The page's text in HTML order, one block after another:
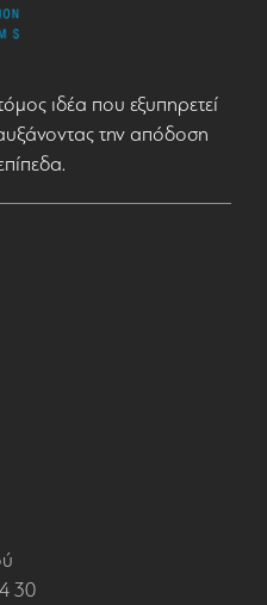
ιδέα που εξυπηρετεί
αυξάνοντας την απόδοση
30